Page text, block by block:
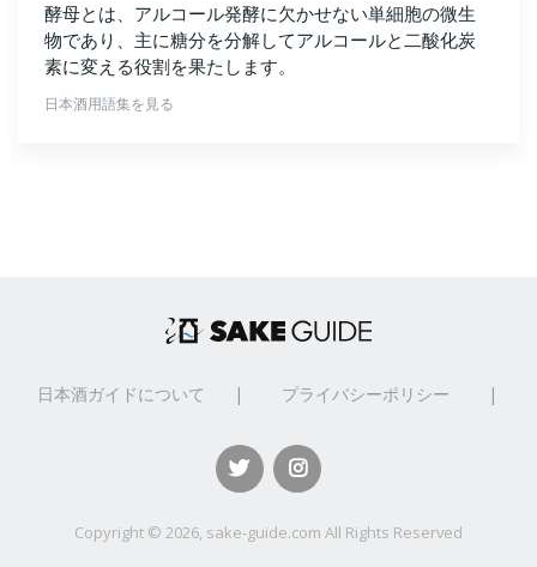
酵母とは、アルコール発酵に欠かせない単細胞の微生
物であり、主に糖分を分解してアルコールと二酸化炭
素に変える役割を果たします。
日本酒用語集を見る
日本酒ガイドについて | プライバシーポリシー |
Copyright © 2026, sake-guide.com All Rights Reserved